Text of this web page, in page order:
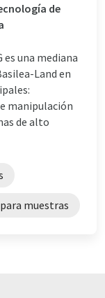
de
es una mediana
Land en
manipulación
de alto
muestras